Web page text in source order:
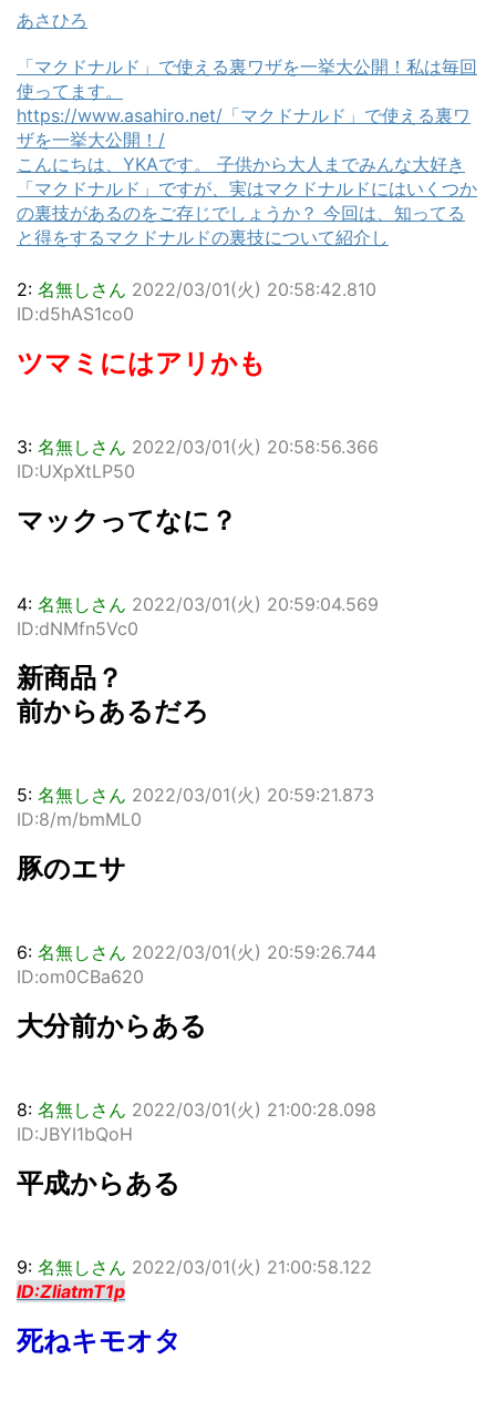
あさひろ
「マクドナルド」で使える裏ワザを一挙大公開！私は毎回
使ってます。
https://www.asahiro.net/「マクドナルド」で使える裏ワ
ザを一挙大公開！/
こんにちは、YKAです。 子供から大人までみんな大好き
「マクドナルド」ですが、実はマクドナルドにはいくつか
の裏技があるのをご存じでしょうか？ 今回は、知ってる
と得をするマクドナルドの裏技について紹介し
2: 名無しさん 2022/03/01(火) 20:58:42.810
ID:d5hAS1co0
ツマミにはアリかも
3: 名無しさん 2022/03/01(火) 20:58:56.366
ID:UXpXtLP50
マックってなに？
4: 名無しさん 2022/03/01(火) 20:59:04.569
ID:dNMfn5Vc0
新商品？
前からあるだろ
5: 名無しさん 2022/03/01(火) 20:59:21.873
ID:8/m/bmML0
豚のエサ
6: 名無しさん 2022/03/01(火) 20:59:26.744
ID:om0CBa620
大分前からある
8: 名無しさん 2022/03/01(火) 21:00:28.098
ID:JBYI1bQoH
平成からある
9: 名無しさん 2022/03/01(火) 21:00:58.122
ID:ZliatmT1p
死ねキモオタ